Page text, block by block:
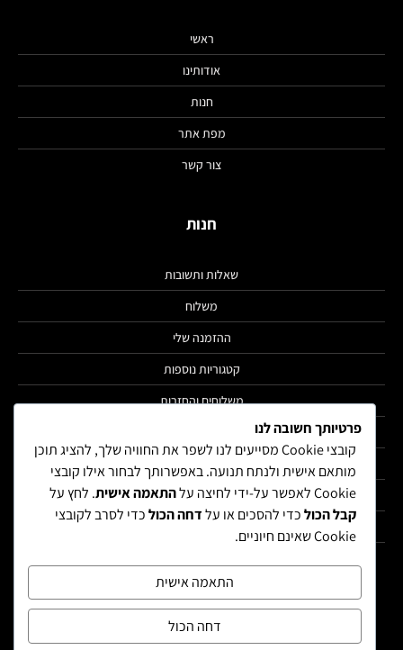
ראשי
אודותינו
חנות
מפת אתר
צור קשר
חנות
שאלות ותשובות
משלוח
ההזמנה שלי
קטגוריות נוספות
משלוחים והחזרות
תקנון
פרטיותך חשובה לנו
קובצי Cookie מסייעים לנו לשפר את החוויה שלך, להציג תוכן
מותאם אישית ולנתח תנועה. באפשרותך לבחור אילו קובצי
Cookie לאפשר על-ידי לחיצה על
התאמה אישית. לחץ על
קבל הכולכדי להסכים או עלדחה הכולכדי לסרב לקובצי
Cookie שאינם חיוניים.
התאמה אישית
דחה הכול